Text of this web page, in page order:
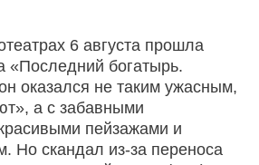
6 августа прошла
«Последний богатырь.
оказался не таким ужасным,
а с забавными
пейзажами и
Но скандал из-за переноса